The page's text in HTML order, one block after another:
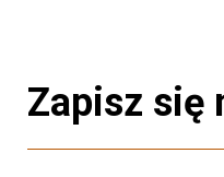
Zapisz się